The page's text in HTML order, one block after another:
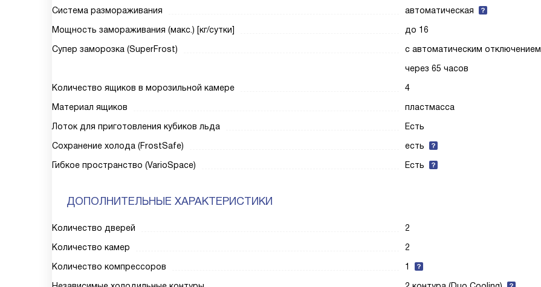
Система размораживания
автоматическая
Мощность замораживания (макс.) [кг/сутки]
до 16
Супер заморозка (SuperFrost)
с автоматическим отключением
через 65 часов
Количество ящиков в морозильной камере
4
Материал ящиков
пластмасса
Лоток для приготовления кубиков льда
Есть
Сохранение холода (FrostSafe)
есть
Гибкое пространство (VarioSpace)
Есть
ДОПОЛНИТЕЛЬНЫЕ ХАРАКТЕРИСТИКИ
Количество дверей
2
Количество камер
2
Количество компрессоров
1